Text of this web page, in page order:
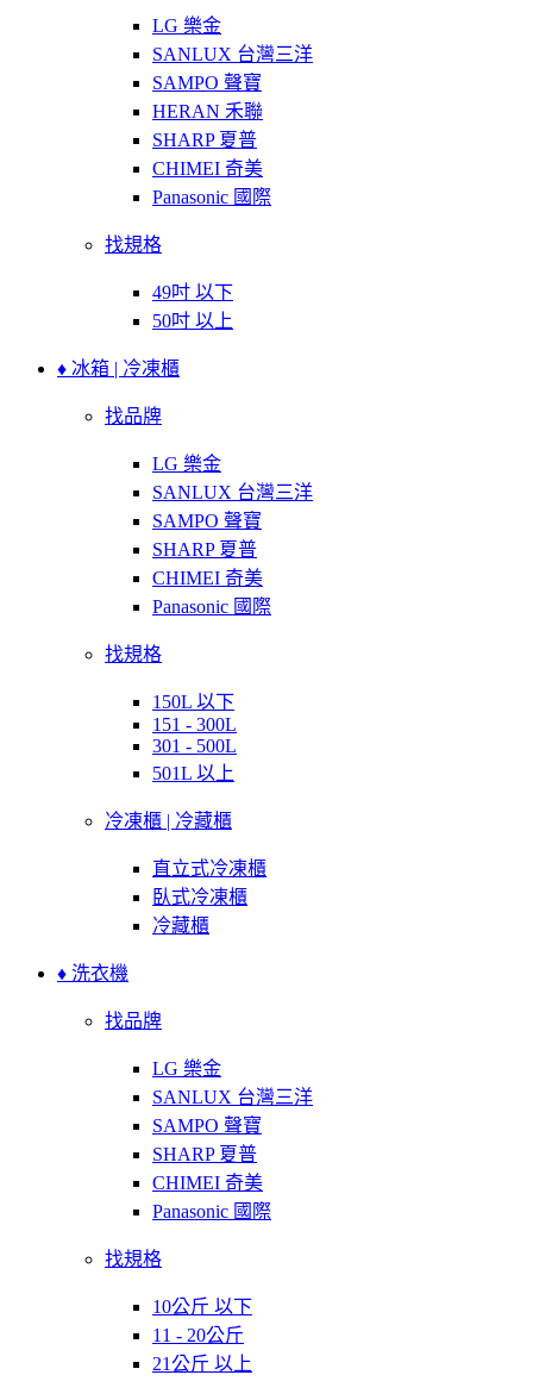
LG 樂金
SANLUX 台灣三洋
SAMPO 聲寶
HERAN 禾聯
SHARP 夏普
CHIMEI 奇美
Panasonic 國際
找規格
49吋 以下
50吋 以上
♦ 冰箱 | 冷凍櫃
找品牌
LG 樂金
SANLUX 台灣三洋
SAMPO 聲寶
SHARP 夏普
CHIMEI 奇美
Panasonic 國際
找規格
150L 以下
151 - 300L
301 - 500L
501L 以上
冷凍櫃 | 冷藏櫃
直立式冷凍櫃
臥式冷凍櫃
冷藏櫃
♦ 洗衣機
找品牌
LG 樂金
SANLUX 台灣三洋
SAMPO 聲寶
SHARP 夏普
CHIMEI 奇美
Panasonic 國際
找規格
10公斤 以下
11 - 20公斤
21公斤 以上